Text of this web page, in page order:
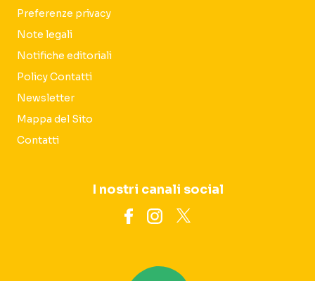
Preferenze privacy
Note legali
Notifiche editoriali
Policy Contatti
Newsletter
Mappa del Sito
Contatti
I nostri canali social